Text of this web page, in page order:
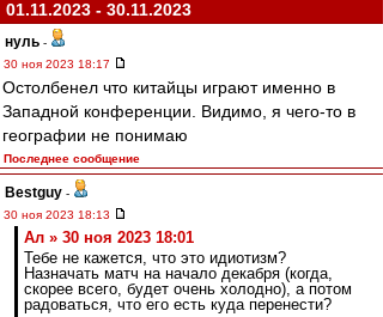
01.11.2023 - 30.11.2023
нуль -
30 ноя 2023 18:17
Остолбенел что китайцы играют именно в
Западной конференции. Видимо, я чего-то в
географии не понимаю
Последнее сообщение
Bestguy -
30 ноя 2023 18:13
Ал » 30 ноя 2023 18:01
Тебе не кажется, что это идиотизм?
Назначать матч на начало декабря (когда,
скорее всего, будет очень холодно), а потом
радоваться, что его есть куда перенести?